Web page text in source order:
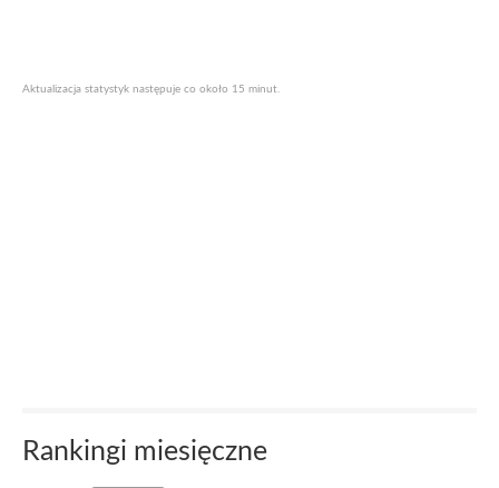
Aktualizacja statystyk następuje co około 15 minut.
Rankingi miesięczne